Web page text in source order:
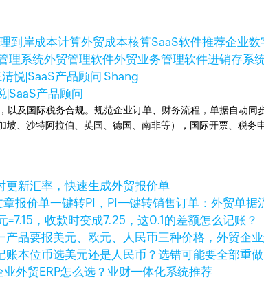
到岸成本计算外贸成本核算SaaS软件推荐企业数
理系统外贸管理软件外贸业务管理软件进销存系
悦|SaaS产品顾问 Shang
|SaaS产品顾问
及国际税务合规。规范企业订单、财务流程，单据自动同
、沙特阿拉伯、英国、德国、南非等），国际开票、税务
更新汇率，快速生成外贸报价单
章报价单一键转PI，PI一键转销售订单：外贸单据
=7.15，收款时变成7.25，这0.1的差额怎么记账？
产品要报美元、欧元、人民币三种价格，外贸企
账本位币选美元还是人民币？选错可能要全部重做
业外贸ERP怎么选？业财一体化系统推荐